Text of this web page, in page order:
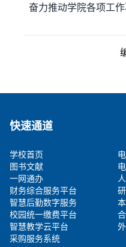
奋力推动学院各项工作
快速通道
学校首页
图书文献
一网通办
财务综合服务平台
智慧后勤数字服务
校园统一缴费平台
智慧教学云平台
采购服务系统